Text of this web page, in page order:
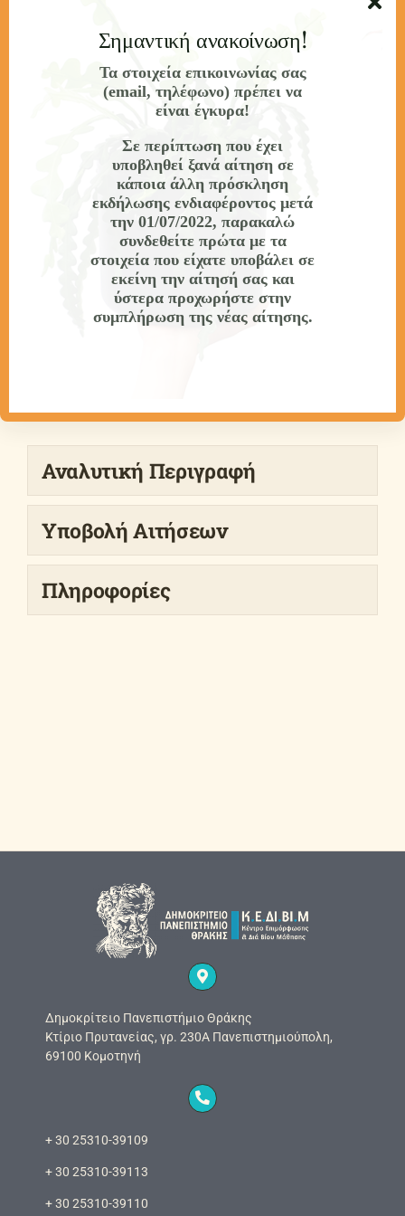
όσους έχουν δική τους ή διοικούν επιχείρηση και
θέλουν να ενισχύσουν τις επιχειρηματικές τους
γνώσεις με σύγχρονες μεθόδους και εργαλεία.
Πιστοποιούμενα προσόντα
Εφόσον υπάρξει επιτυχής παρακολούθηση και
αξιολόγηση, το πρόγραμμα οδηγεί στην απόκτηση
Πιστοποιητικού Εξειδικευμένης Επιμόρφωσης 200
ωρών και 8 μονάδων ECTS.
Εναλλακτικά, θα δοθεί βεβαίωση παρακολούθησης σε
Αναλυτική Περιγραφή
Υποβολή Αιτήσεων
Πληροφορίες
Δημοκρίτειο Πανεπιστήμιο Θράκης
Κτίριο Πρυτανείας, γρ. 230Α Πανεπιστημιούπολη,
69100 Κομοτηνή
+ 30 25310-39109
+ 30 25310-39113
+ 30 25310-39110
Σημαντική ανακοίνωση!
Τα στοιχεία επικοινωνίας σας
(email, τηλέφωνο) πρέπει να
είναι έγκυρα!
Σε περίπτωση που έχει
υποβληθεί ξανά αίτηση σε
κάποια άλλη πρόσκληση
εκδήλωσης ενδιαφέροντος μετά
την 01/07/2022, παρακαλώ
συνδεθείτε πρώτα με τα
στοιχεία που είχατε υποβάλει σε
εκείνη την αίτησή σας και
ύστερα προχωρήστε στην
συμπλήρωση της νέας αίτησης.